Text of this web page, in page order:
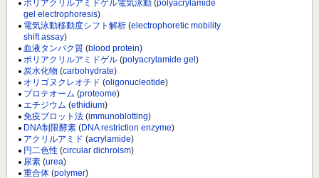
ポリアクリルアミドゲル電気泳動 (polyacrylamide
gel electrophoresis)
電気泳動移動度シフト解析 (electrophoretic mobility
shift assay)
血液タンパク質 (blood protein)
ポリアクリルアミドゲル (polyacrylamide gel )
炭水化物 (carbohydrate)
オリゴヌクレオチド (oligonucleotide)
プロテオーム (proteome)
エチジウム (ethidium)
免疫ブロット法 (immunoblotting)
DNA制限酵素 (DNA restriction enzyme)
アクリルアミド (acrylamide)
円二色性 (circular dichroism)
尿素 (urea)
重合体 (polymer)